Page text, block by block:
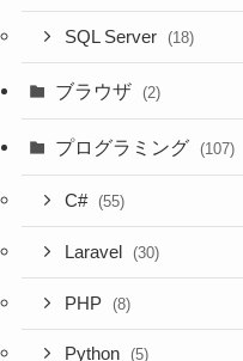
SQL Server (18)
ブラウザ (2)
プログラミング (107)
C# (55)
Laravel (30)
PHP (8)
Python (5)